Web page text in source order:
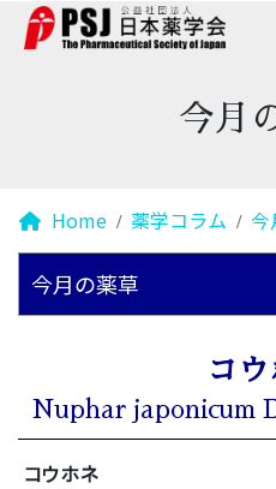
今月
Home 薬学コラム 今
今月の薬草
コ
Nuphar japonicum
コウホネ